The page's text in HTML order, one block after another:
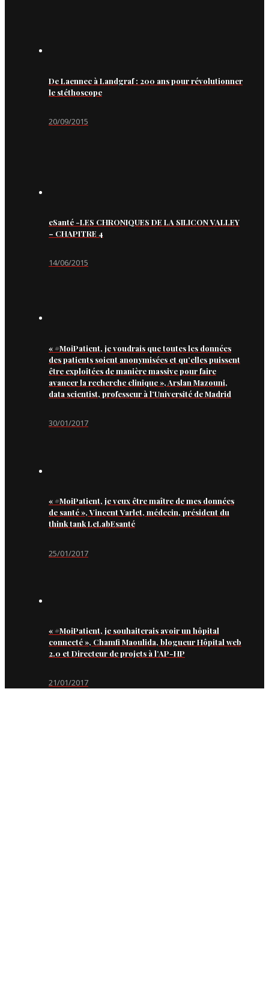
De Laennec à Landgraf : 200 ans pour révolutionner
le stéthoscope
20/09/2015
eSanté -LES CHRONIQUES DE LA SILICON VALLEY
– CHAPITRE 4
14/06/2015
« #MoiPatient, je voudrais que toutes les données
des patients soient anonymisées et qu’elles puissent
être exploitées de manière massive pour faire
avancer la recherche clinique », Arslan Mazouni,
data scientist, professeur à l’Université de Madrid
30/01/2017
« #MoiPatient, je veux être maître de mes données
de santé », Vincent Varlet, médecin, président du
think tank LeLabEsanté
25/01/2017
« #MoiPatient, je souhaiterais avoir un hôpital
connecté », Chamfi Maoulida, blogueur Hôpital web
2.0 et Directeur de projets à l’AP-HP
21/01/2017